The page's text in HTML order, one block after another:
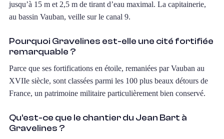
jusqu’à 15 m et 2,5 m de tirant d’eau maximal. La capitainerie,
au bassin Vauban, veille sur le canal 9.
Pourquoi Gravelines est-elle une cité fortifiée
remarquable ?
Parce que ses fortifications en étoile, remaniées par Vauban au
XVIIe siècle, sont classées parmi les 100 plus beaux détours de
France, un patrimoine militaire particulièrement bien conservé.
Qu’est-ce que le chantier du Jean Bart à
Gravelines ?